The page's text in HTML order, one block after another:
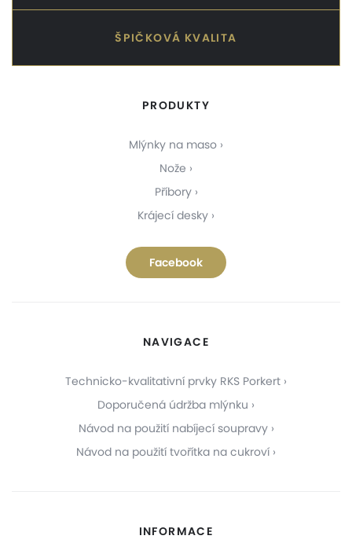
ŠPIČKOVÁ KVALITA
PRODUKTY
Mlýnky na maso
Nože
Příbory
Krájecí desky
Facebook
NAVIGACE
Technicko-kvalitativní prvky RKS Porkert
Doporučená údržba mlýnku
Návod na použití nabíjecí soupravy
Návod na použití tvořítka na cukroví
INFORMACE